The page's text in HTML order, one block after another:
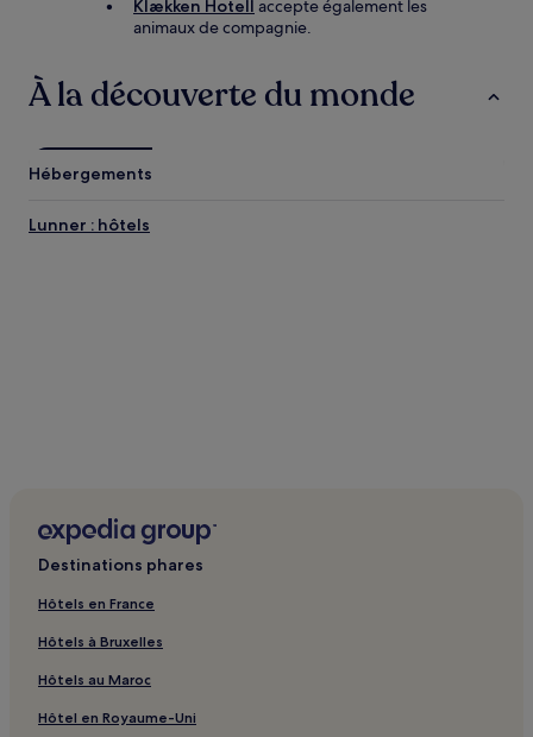
Klækken Hotell accepte également les
animaux de compagnie.
À la découverte du monde
Hébergements
Lunner : hôtels
Destinations phares
Hôtels en France
Hôtels à Bruxelles
Hôtels au Maroc
Hôtel en Royaume-Uni